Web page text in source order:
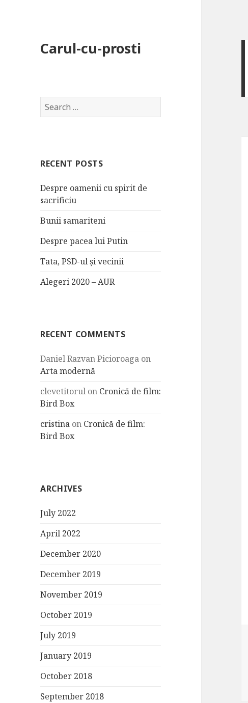
Carul-cu-prosti
S
e
h
o
r
RECENT POSTS
Despre oamenii cu spirit de
sacrificiu
Bunii samariteni
Despre pacea lui Putin
Tata, PSD-ul și vecinii
Alegeri 2020 – AUR
RECENT COMMENTS
Daniel Razvan Picioroaga on
Arta modernă
clevetitorul on Cronică de film:
Bird Box
cristina on Cronică de film:
Bird Box
ARCHIVES
July 2022
April 2022
December 2020
December 2019
November 2019
October 2019
July 2019
January 2019
October 2018
September 2018